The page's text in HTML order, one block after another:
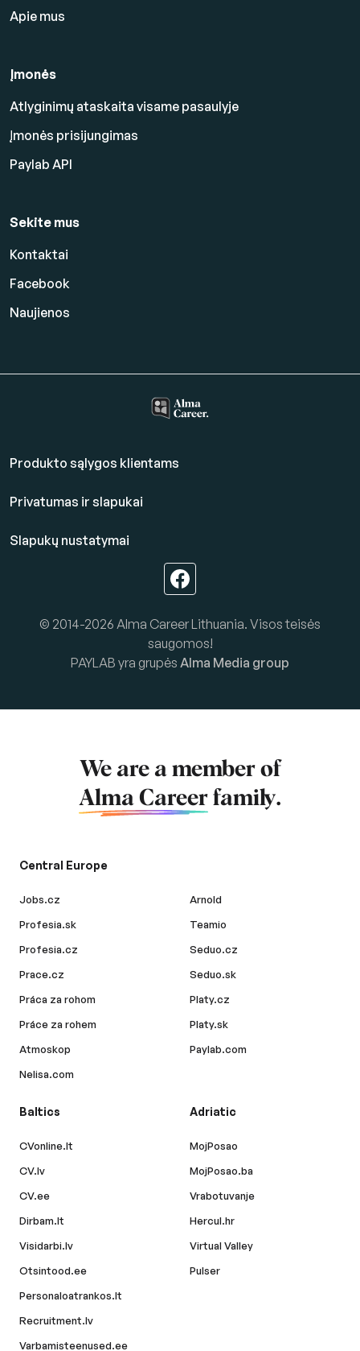
Apie mus
Įmonės
Atlyginimų ataskaita visame pasaulyje
Įmonės prisijungimas
Paylab API
Sekite mus
Kontaktai
Facebook
Naujienos
Produkto sąlygos klientams
Privatumas ir slapukai
Slapukų nustatymai
© 2014-2026 Alma Career Lithuania. Visos teisės
saugomos!
PAYLAB yra grupės Alma Media group
We are a member of
Alma Career family.
Central Europe
Jobs.cz
Profesia.sk
Profesia.cz
Prace.cz
Práca za rohom
Práce za rohem
Atmoskop
Nelisa.com
Arnold
Teamio
Seduo.cz
Seduo.sk
Platy.cz
Platy.sk
Paylab.com
Baltics
CVonline.lt
CV.lv
CV.ee
Dirbam.lt
Visidarbi.lv
Otsintood.ee
Personaloatrankos.lt
Recruitment.lv
Varbamisteenused.ee
Adriatic
MojPosao
MojPosao.ba
Vrabotuvanje
Hercul.hr
Virtual Valley
Pulser